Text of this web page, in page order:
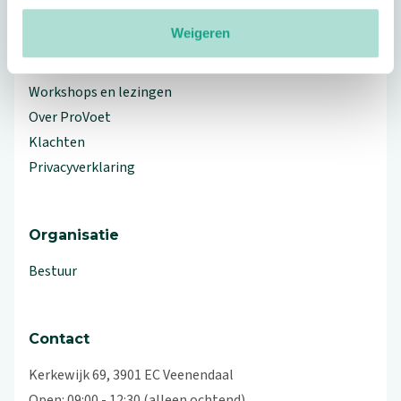
Weigeren
Workshops en lezingen
Over ProVoet
Klachten
Privacyverklaring
Organisatie
Bestuur
Contact
Kerkewijk 69, 3901 EC Veenendaal